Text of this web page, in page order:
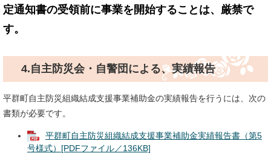
定通知書の受領前に事業を開始することは、厳禁で
す。
4.自主防災会・自警団による、実績報告
平群町自主防災組織結成支援事業補助金の実績報告を行うには、次の
書類が必要です。
平群町自主防災組織結成支援事業補助金実績報告書（第5
号様式）[PDFファイル／136KB]